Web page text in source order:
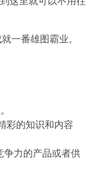
一番雄图霸业。
彩的知识和内容
争力的产品或者供